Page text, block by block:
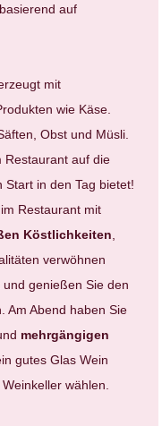
auf
mit
wie Käse.
Obst und Müsli.
Restaurant auf die
in den Tag bietet!
Restaurant mit
Köstlichkeiten
verwöhnen
genießen Sie den
Am Abend haben Sie
mehrgängigen
gutes Glas Wein
wählen.